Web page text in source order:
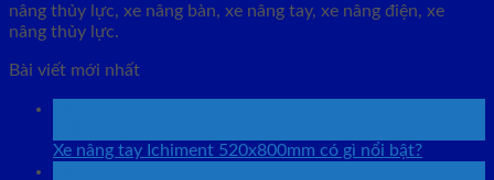
nâng thủy lực, xe nâng bàn, xe nâng tay, xe nâng điện, xe
nâng thủy lực.
Bài viết mới nhất
Xe nâng tay Ichiment 520x800mm có gì nổi bật?